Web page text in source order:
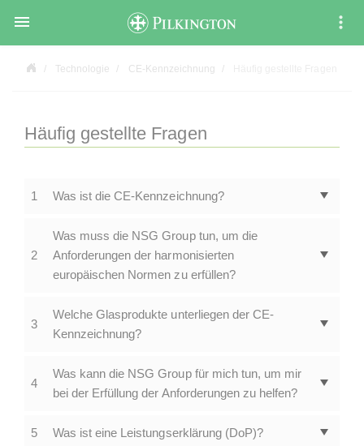

Technologie CE-Kennzeichnung
Häufig gestellte Fragen
1 Was ist die CE-Kennzeichnung?
2
Was muss die NSG Group tun, um die
Anforderungen der harmonisierten
europäischen Normen zu erfüllen?
3
Welche Glasprodukte unterliegen der CE-
Kennzeichnung?
4
Was kann die NSG Group für mich tun, um mir
bei der Erfüllung der Anforderungen zu helfen?
5 Was ist eine Leistungserklärung (DoP)?